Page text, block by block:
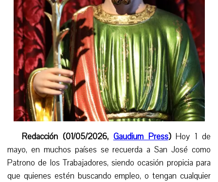
Redacción (01/05/2026, Gaudium Press) Hoy 1 de
mayo, en muchos países se recuerda a San José como
Patrono de los Trabajadores, siendo ocasión propicia para
que quienes estén buscando empleo, o tengan cualquier